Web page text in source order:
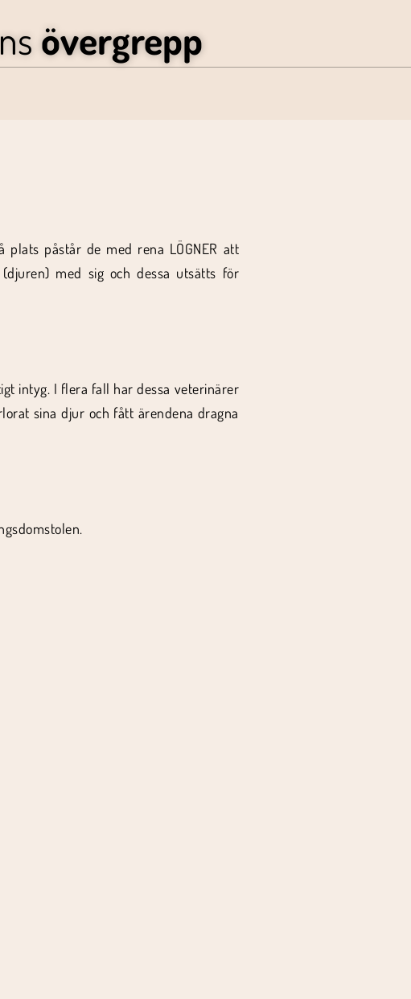
övergrepp
påstår de med rena LÖGNER att
med sig och dessa utsätts för
intyg. I flera fall har dessa veterinärer
sina djur och fått ärendena dragna